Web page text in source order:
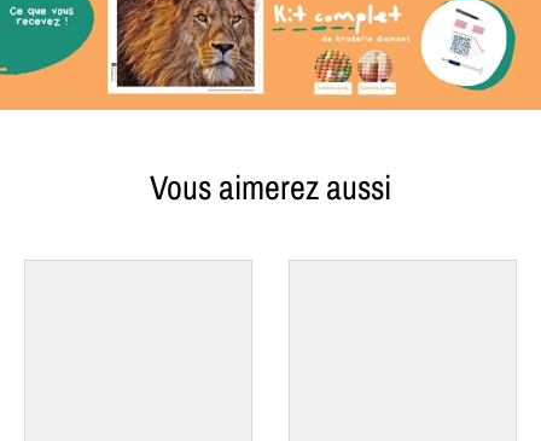
Vous aimerez aussi